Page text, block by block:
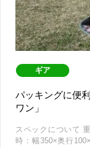
ギア
パッキングに便
ワン」
スペックについて
時：幅350×奥行